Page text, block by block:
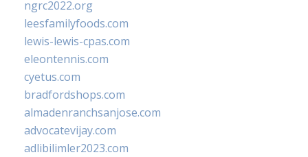
ngrc2022.org
leesfamilyfoods.com
lewis-lewis-cpas.com
eleontennis.com
cyetus.com
bradfordshops.com
almadenranchsanjose.com
advocatevijay.com
adlibilimler2023.com